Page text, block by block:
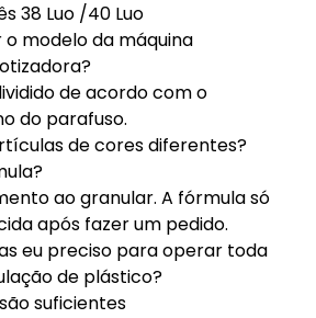
38 Luo /40 Luo
o modelo da máquina
de acordo com o
do parafuso.
de cores diferentes?
ao granular. A fórmula só
após fazer um pedido.
eu preciso para operar toda
de plástico?
suficientes